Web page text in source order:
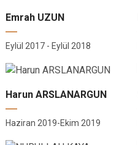
Emrah UZUN
Eylül 2017 - Eylül 2018
Harun ARSLANARGUN
Haziran 2019-Ekim 2019